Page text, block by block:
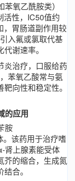
氧乙酰胺类）
活性，IC50值约
，胃肠道副作用较
入氟或氯取代基
谢速率。
炎治疗，口服给药
苯氧乙酸常与氨
向性和稳定性。
的应用
胺
。该药用于治疗嗜
肾上腺素能受体
芥的缩合，生成氮
合。